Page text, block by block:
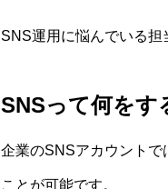
SNS運用に悩んでいる担
SNSって何をす
企業のSNSアカウントで
ことが可能です。